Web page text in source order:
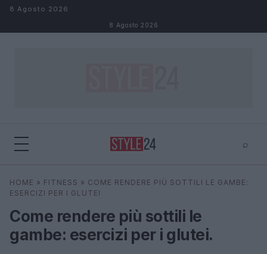
Salta al contenuto
8 Agosto 2026
8 Agosto 2026
⌕
Cerca ⌕ ×
HOME » FITNESS » COME RENDERE PIÙ SOTTILI LE GAMBE:
ESERCIZI PER I GLUTEI
Come rendere più sottili le
gambe: esercizi per i glutei.